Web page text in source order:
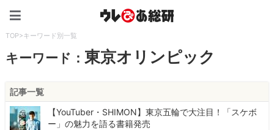
TOP>キーワード別一覧
キーワード：東京オリンピック
記事一覧
【YouTuber・SHIMON】東京五輪で大注目！「スケボ
ー」の魅力を語る書籍発売